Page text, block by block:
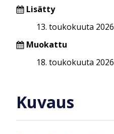
Lisätty
13. toukokuuta 2026
Muokattu
18. toukokuuta 2026
Kuvaus